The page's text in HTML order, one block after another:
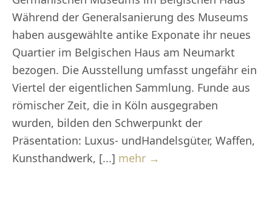
Während der Generalsanierung des Museums
haben ausgewählte antike Exponate ihr neues
Quartier im Belgischen Haus am Neumarkt
bezogen. Die Ausstellung umfasst ungefähr ein
Viertel der eigentlichen Sammlung. Funde aus
römischer Zeit, die in Köln ausgegraben
wurden, bilden den Schwerpunkt der
Präsentation: Luxus- undHandelsgüter, Waffen,
Kunsthandwerk, [...] mehr →